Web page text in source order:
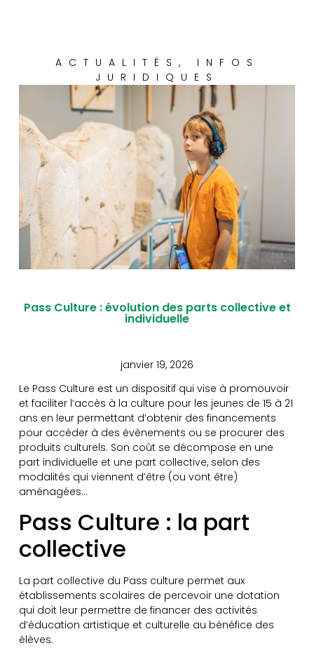
ACTUALITÉS , INFOS
JURIDIQUES
Pass Culture : évolution des parts collective et
individuelle
janvier 19, 2026
Le Pass Culture est un dispositif qui vise à promouvoir
et faciliter l’accès à la culture pour les jeunes de 15 à 21
ans en leur permettant d’obtenir des financements
pour accéder à des évènements ou se procurer des
produits culturels. Son coût se décompose en une
part individuelle et une part collective, selon des
modalités qui viennent d’être (ou vont être)
aménagées…
Pass Culture : la part
collective
La part collective du Pass culture permet aux
établissements scolaires de percevoir une dotation
qui doit leur permettre de financer des activités
d’éducation artistique et culturelle au bénéfice des
élèves.